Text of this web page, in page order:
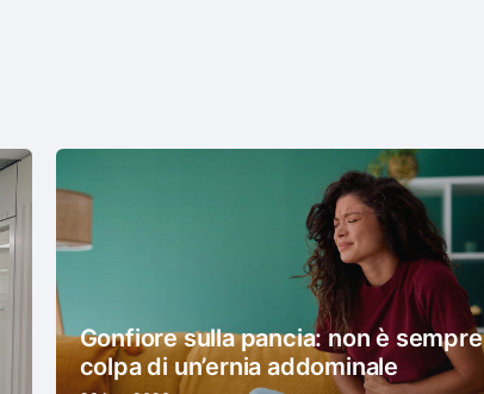
Gonfiore sulla pancia: non è sempre
colpa di un’ernia addominale